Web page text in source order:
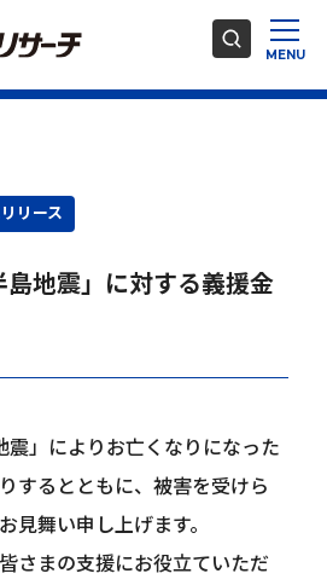
リース
島地震」に対する義援金
震」によりお亡くなりになった
するとともに、被害を受けら
見舞い申し上げます。
さまの支援にお役立ていただ